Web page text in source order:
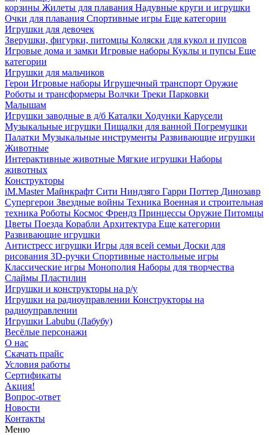
корзины Жилеты для плавания Надувные круги и игрушки
Очки для плавания Спортивные игры Еще категории
Игрушки для девочек
Зверушки, фигурки, питомцы Коляски для кукол и пупсов
Игровые дома и замки Игровые наборы Куклы и пупсы Еще
категории
Игрушки для мальчиков
Герои Игровые наборы Игрушечный транспорт Оружие
Роботы и трансформеры Волчки Треки Парковки
Малышам
Игрушки заводные в д/б Каталки Ходунки Карусели
Музыкальные игрушки Пищалки для ванной Погремушки
Палатки Музыкальные инструменты Развивающие игрушки
Животные
Интерактивные животные Мягкие игрушки Наборы
животных
Конструкторы
iM.Master Майнкрафт Сити Ниндзяго Гарри Поттер Динозавр
Супергерои Звездные войны Техника Военная и строительная
техника Роботы Космос Френдз Принцессы Оружие Питомцы
Цветы Поезда Корабли Архитектура Еще категории
Развивающие игрушки
Антистресс игрушки Игры для всей семьи Доски для
рисования 3D-ручки Спортивные настольные игры
Классические игры Монополия Наборы для творчества
Слаймы Пластилин
Игрушки и конструкторы на р/у
Игрушки на радиоуправлении Конструкторы на
радиоуправлении
Игрушки Labubu (Лабубу)
Весёлые персонажи
О нас
Скачать прайс
Условия работы
Сертификаты
Акция!
Вопрос-ответ
Новости
Контакты
Меню